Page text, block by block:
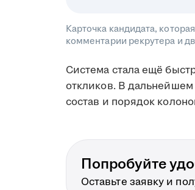
Карточка кандидата,
комментарии рекрутера и
Система стала ещё
откликов. В
состав и порядок
Попробуйте
Оставьте заявку и